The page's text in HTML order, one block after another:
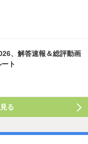
、解答速報＆総評動画
ト
る